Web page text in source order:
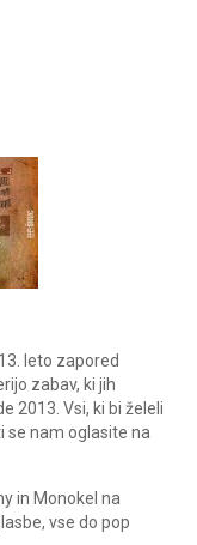
leto zapored
zabav, ki jih
2013. Vsi, ki bi želeli
se nam oglasite na
in Monokel na
vse do pop